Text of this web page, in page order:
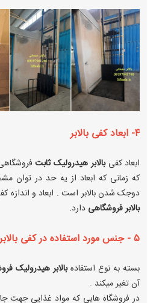
۴- ابعاد کفی بالابر
ابعاد کفیبالابر هیدرولیک ثابت
که زمانی که ابعاد از یه حد در توان
دوجک شدن بالابر است . ابعاد و اندازه
بالابر فروشگاهی دارد.
۵ - جنس مورد استفاده در کفی بالابر
بسته به نوع استفادهبالابر هیدرولیک
آن تغیر میکند .
در فروشگاه هایی که مواد غذایی جهت